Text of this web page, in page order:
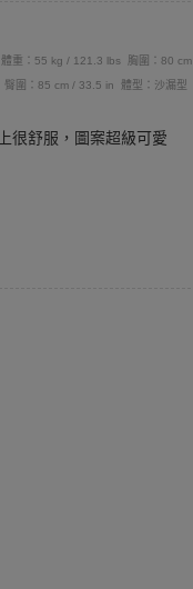
體重：55 kg / 121.3 lbs
胸圍：80
臀圍：85 cm / 33.5 in
體型：沙漏型
很舒服，圖案超級可愛